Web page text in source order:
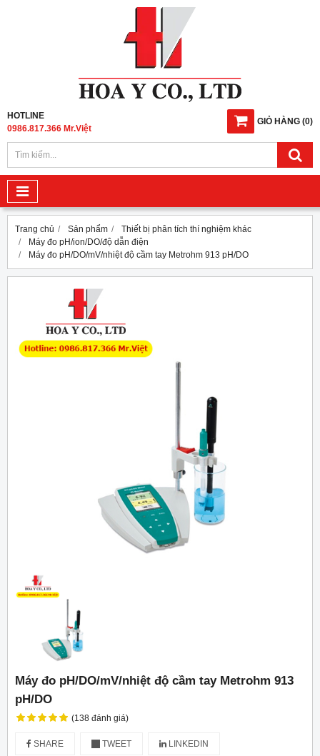
GIỎ HÀNG (0)
HOTLINE
0986.817.366 Mr.Việt
Trang chủ Sản phẩm
Thiết bị phân tích thí nghiệm khác
Máy đo pH/ion/DO/độ dẫn điện
Máy đo pH/DO/mV/nhiệt độ cầm tay Metrohm 913 pH/DO
Máy đo pH/DO/mV/nhiệt độ cầm tay Metrohm 913
pH/DO
(138 đánh giá)
SHARE TWEET LINKEDIN